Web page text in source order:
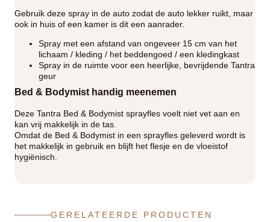
Gebruik deze spray in de auto zodat de auto lekker ruikt, maar
ook in huis of een kamer is dit een aanrader.
Spray met een afstand van ongeveer 15 cm van het
lichaam / kleding / het beddengoed / een kledingkast
Spray in de ruimte voor een heerlijke, bevrijdende Tantra
geur
Bed & Bodymist handig meenemen
Deze Tantra Bed & Bodymist sprayfles voelt niet vet aan en
kan vrij makkelijk in de tas.
Omdat de Bed & Bodymist in een sprayfles geleverd wordt is
het makkelijk in gebruik en blijft het flesje en de vloeistof
hygiënisch.
GERELATEERDE PRODUCTEN